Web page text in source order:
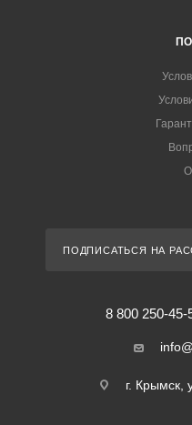
ПОДПИСАТЬСЯ НА
8 800 250-45-
г. Крымск,